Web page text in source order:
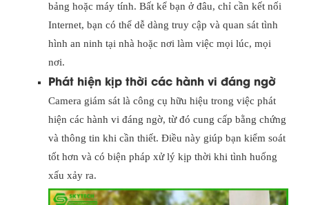
bảng hoặc máy tính. Bất kể bạn ở đâu, chỉ cần kết nối
Internet, bạn có thể dễ dàng truy cập và quan sát tình
hình an ninh tại nhà hoặc nơi làm việc mọi lúc, mọi
nơi.
Phát hiện kịp thời các hành vi đáng ngờ
Camera giám sát là công cụ hữu hiệu trong việc phát
hiện các hành vi đáng ngờ, từ đó cung cấp bằng chứng
và thông tin khi cần thiết. Điều này giúp bạn kiểm soát
tốt hơn và có biện pháp xử lý kịp thời khi tình huống
xấu xảy ra.